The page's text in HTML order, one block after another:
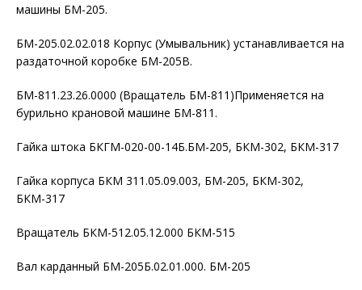
машины БМ-205.
БМ-205.02.02.018 Корпус (Умывальник) устанавливается на
раздаточной коробке БМ-205В.
БМ-811.23.26.0000 (Вращатель БМ-811)Применяется на
бурильно крановой машине БМ-811.
Гайка штока БКГМ-020-00-14Б.БМ-205, БКМ-302, БКМ-317
Гайка корпуса БКМ 311.05.09.003, БМ-205, БКМ-302,
БКМ-317
Вращатель БКМ-512.05.12.000 БКМ-515
Вал карданный БМ-205Б.02.01.000. БМ-205